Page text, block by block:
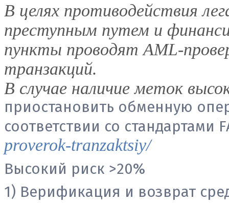
В целях противодействия
преступным путем и
пункты проводят AML-
транзакций.
В случае наличие меток
приостановить обменную
соответствии со стандартами
proverok-tranzaktsiy/
Высокий риск >20%
1) Верификация и возврат